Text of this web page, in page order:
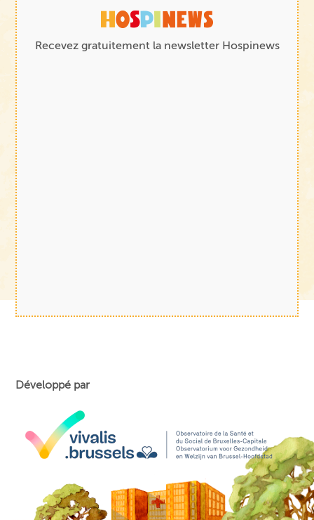
Recevez gratuitement la newsletter Hospinews
Développé par